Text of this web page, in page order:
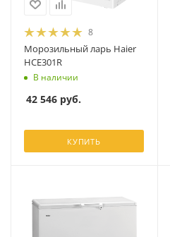
8
Морозильный ларь Haier
HCE301R
В наличии
42 546 руб.
КУПИТЬ